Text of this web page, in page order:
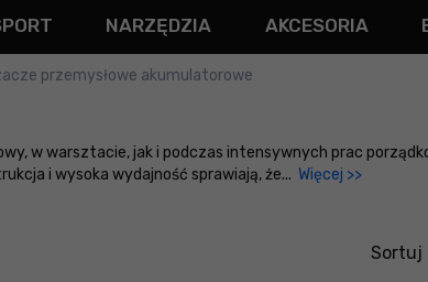
NARZĘDZIA AKCESORIA
przemysłowe akumulatorowe
w warsztacie, jak i podczas intensywnych prac
i wysoka wydajność sprawiają, że... Więcej >>
Sortuj